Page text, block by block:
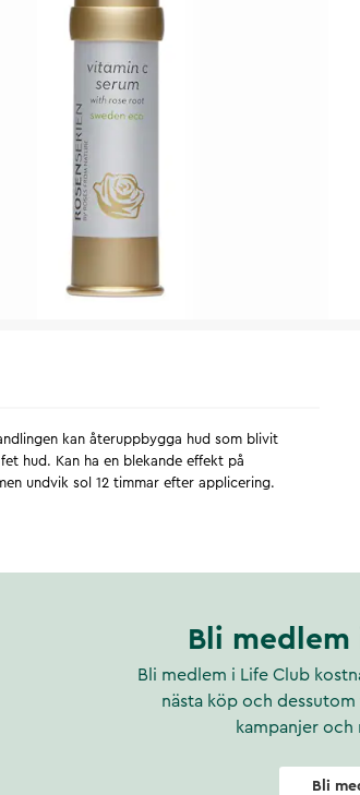
kan återuppbygga hud som blivit
hud. Kan ha en blekande effekt på
undvik sol 12 timmar efter applicering.
Bli
Bli medlem i Life Club
nästa köp och
kampanjer och
Bli